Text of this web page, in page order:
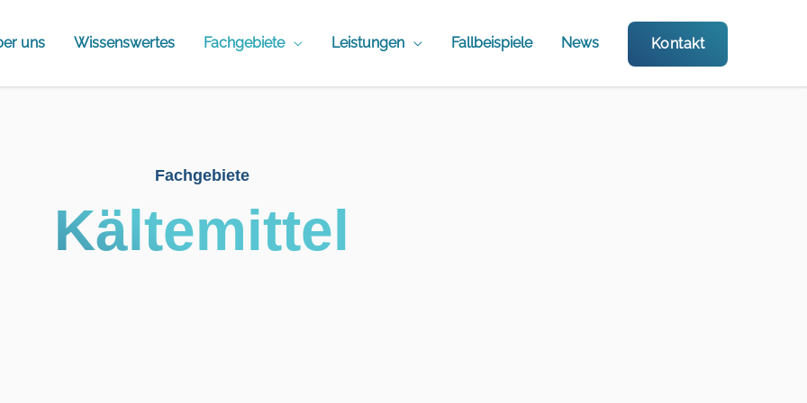
uns Wissenswertes Fachgebiete Leistungen Fallbeispiele News Kontakt
Fachgebiete
Kältemittel